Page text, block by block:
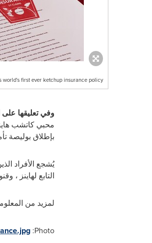
world's first ever ketchup insurance policy
وفي تعليقها
بإطلاق بوليصة
التابع لهاينز ،
لمزيد من
Photo: